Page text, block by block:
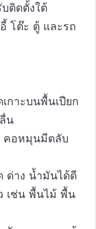
ติดตั้งใต้
โต๊ะ ตู้ และรถ
กาะบนพื้นเปียก
น
คอหมุนมีตลับ
ด่าง น้ำมันได้ดี
เช่น พื้นไม้ พื้น